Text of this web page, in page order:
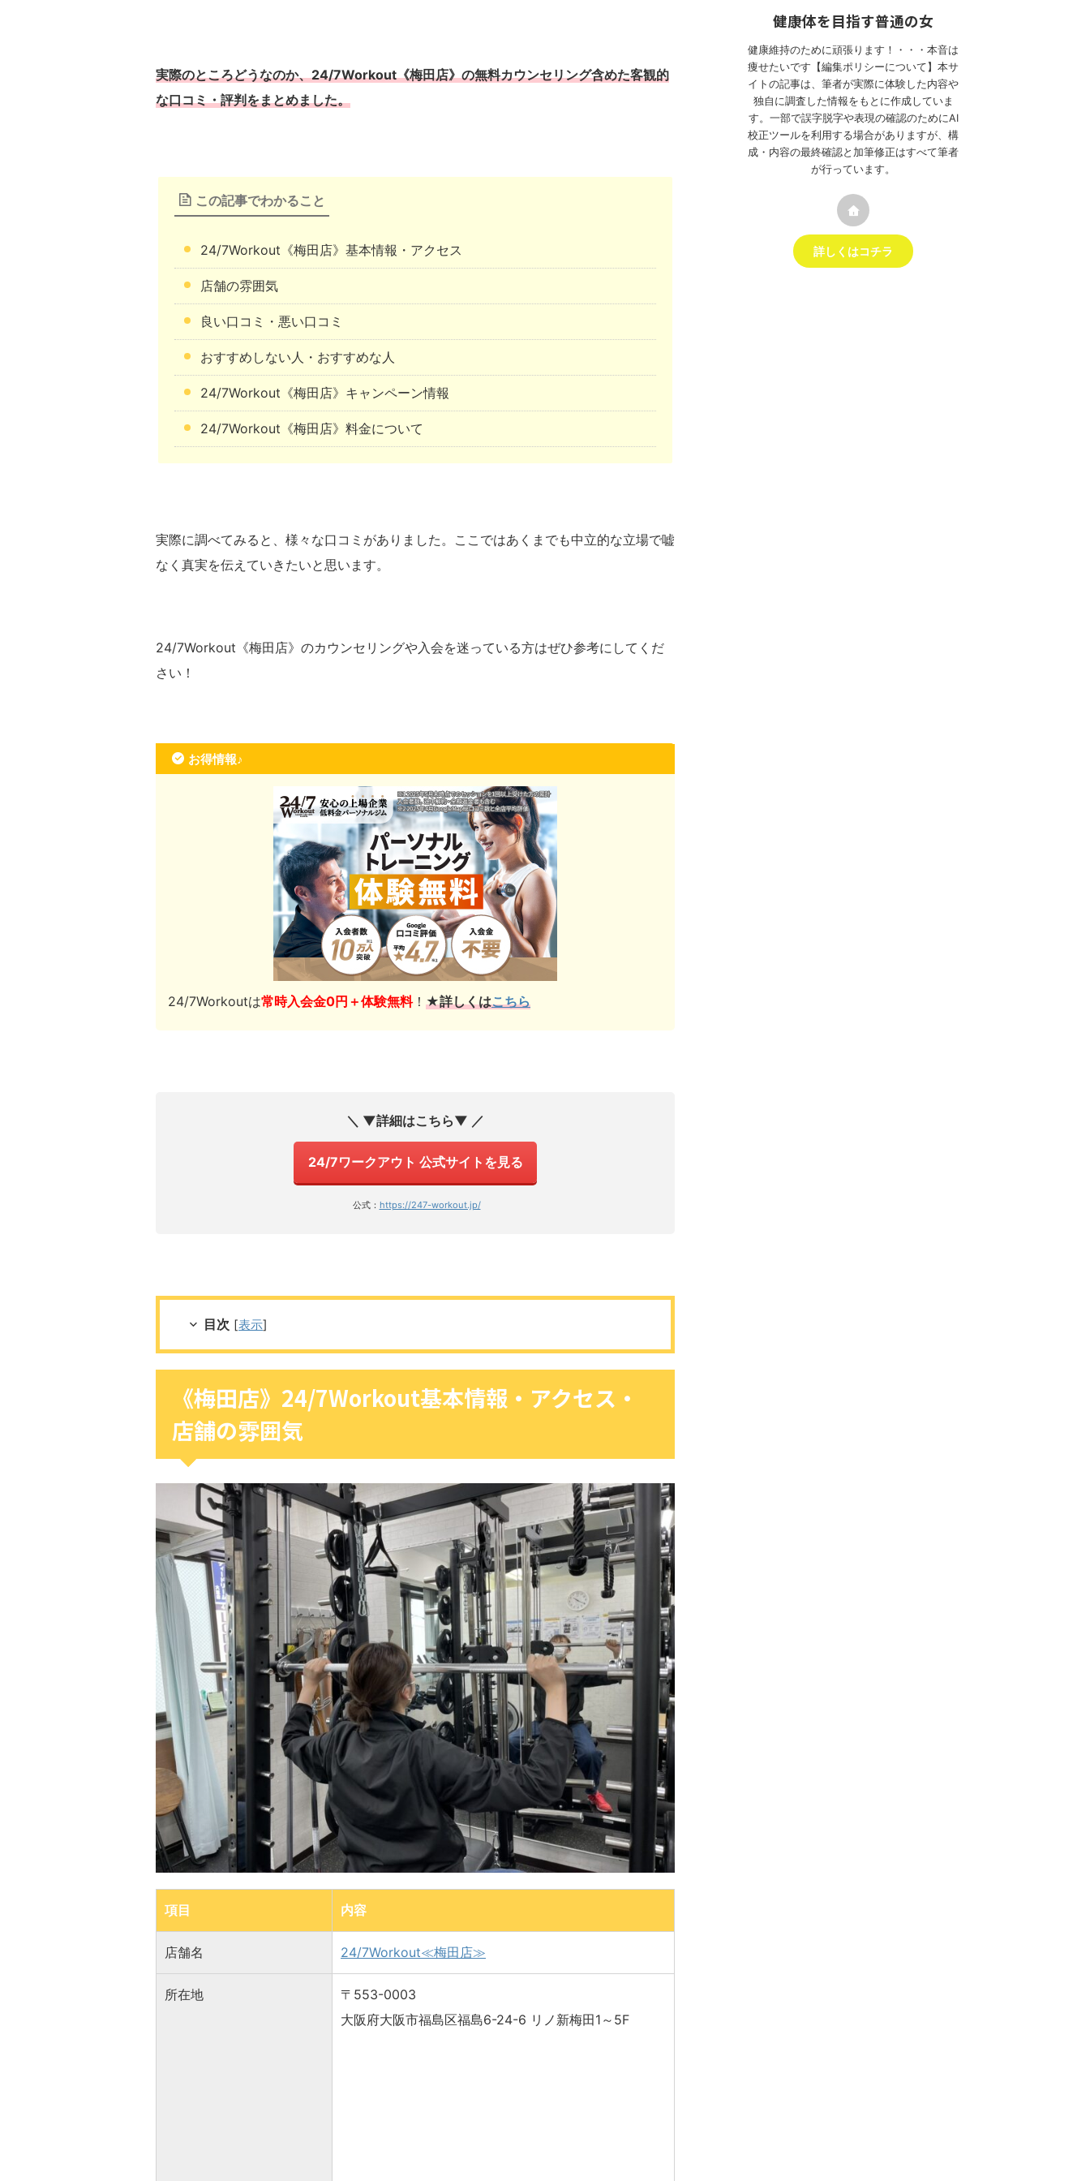
実際のところどうなのか、24/7Workout《梅田店》の無料カウンセリング含めた客観的
な口コミ・評判をまとめました。
この記事でわかること
24/7Workout《梅田店》基本情報・アクセス
店舗の雰囲気
良い口コミ・悪い口コミ
おすすめしない人・おすすめな人
24/7Workout《梅田店》キャンペーン情報
24/7Workout《梅田店》料金について
実際に調べてみると、様々な口コミがありました。ここではあくまでも中立的な立場で嘘
なく真実を伝えていきたいと思います。
24/7Workout《梅田店》のカウンセリングや入会を迷っている方はぜひ参考にしてくだ
さい！
お得情報♪
24/7Workoutは常時入会金0円＋体験無料！ ★詳しくはこちら
＼ ▼詳細はこちら▼ ／
24/7ワークアウト 公式サイトを見る
公式： https://247-workout.jp/
目次 [表示]
《梅田店》24/7Workout基本情報・アクセス・
店舗の雰囲気
項目 内容
店舗名 24/7Workout≪梅田店≫
所在地
〒553-0003
大阪府大阪市福島区福島6-24-6 リノ新梅田1～5F
健康体を目指す普通の女
健康維持のために頑張ります！・・・本音は
痩せたいです【編集ポリシーについて】本サ
イトの記事は、筆者が実際に体験した内容や
独自に調査した情報をもとに作成していま
す。一部で誤字脱字や表現の確認のためにAI
校正ツールを利用する場合がありますが、構
成・内容の最終確認と加筆修正はすべて筆者
が行っています。
詳しくはコチラ